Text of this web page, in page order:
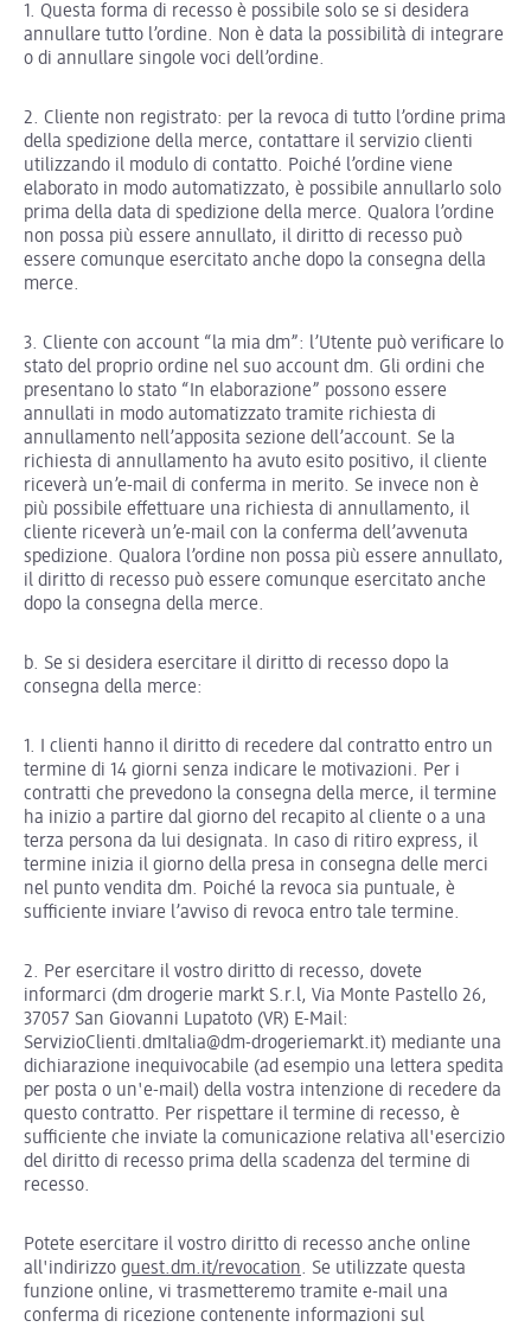
1. Questa forma di recesso è possibile solo se si desidera
annullare tutto l’ordine. Non è data la possibilità di integrare
o di annullare singole voci dell’ordine.
2. Cliente non registrato: per la revoca di tutto l’ordine prima
della spedizione della merce, contattare il servizio clienti
utilizzando il modulo di contatto. Poiché l’ordine viene
elaborato in modo automatizzato, è possibile annullarlo solo
prima della data di spedizione della merce. Qualora l’ordine
non possa più essere annullato, il diritto di recesso può
essere comunque esercitato anche dopo la consegna della
merce.
3. Cliente con account “la mia dm”: l’Utente può verificare lo
stato del proprio ordine nel suo account dm. Gli ordini che
presentano lo stato “In elaborazione” possono essere
annullati in modo automatizzato tramite richiesta di
annullamento nell’apposita sezione dell’account. Se la
richiesta di annullamento ha avuto esito positivo, il cliente
riceverà un’e-mail di conferma in merito. Se invece non è
più possibile effettuare una richiesta di annullamento, il
cliente riceverà un’e-mail con la conferma dell’avvenuta
spedizione. Qualora l’ordine non possa più essere annullato,
il diritto di recesso può essere comunque esercitato anche
dopo la consegna della merce.
b. Se si desidera esercitare il diritto di recesso dopo la
consegna della merce:
1. I clienti hanno il diritto di recedere dal contratto entro un
termine di 14 giorni senza indicare le motivazioni. Per i
contratti che prevedono la consegna della merce, il termine
ha inizio a partire dal giorno del recapito al cliente o a una
terza persona da lui designata. In caso di ritiro express, il
termine inizia il giorno della presa in consegna delle merci
nel punto vendita dm. Poiché la revoca sia puntuale, è
sufficiente inviare l’avviso di revoca entro tale termine.
2. Per esercitare il vostro diritto di recesso, dovete
informarci (dm drogerie markt S.r.l, Via Monte Pastello 26,
37057 San Giovanni Lupatoto (VR) E-Mail:
ServizioClienti.dmItalia@dm-drogeriemarkt.it) mediante una
dichiarazione inequivocabile (ad esempio una lettera spedita
per posta o un'e-mail) della vostra intenzione di recedere da
questo contratto. Per rispettare il termine di recesso, è
sufficiente che inviate la comunicazione relativa all'esercizio
del diritto di recesso prima della scadenza del termine di
recesso.
Potete esercitare il vostro diritto di recesso anche online
all'indirizzo guest.dm.it/revocation. Se utilizzate questa
funzione online, vi trasmetteremo tramite e-mail una
conferma di ricezione contenente informazioni sul